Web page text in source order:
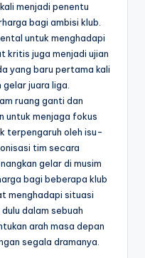
menjadi penentu
bagi ambisi klub.
untuk menghadapi
kritis juga menjadi ujian
yang baru pertama kali
juara liga.
ruang ganti dan
untuk menjaga fokus
terpengaruh oleh isu-
tim secara
gelar di musim
bagi beberapa klub
menghadapi situasi
dalam sebuah
arah masa depan
segala dramanya.